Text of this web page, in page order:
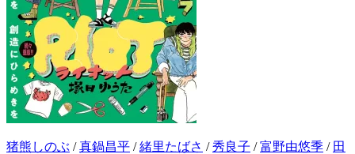
猪熊しのぶ /真鍋昌平 /緒里たばさ /秀良子 /富野由悠季 / 田